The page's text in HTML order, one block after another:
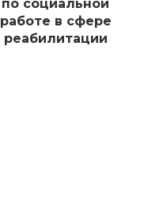
по социальной
работе в сфере
реабилитации